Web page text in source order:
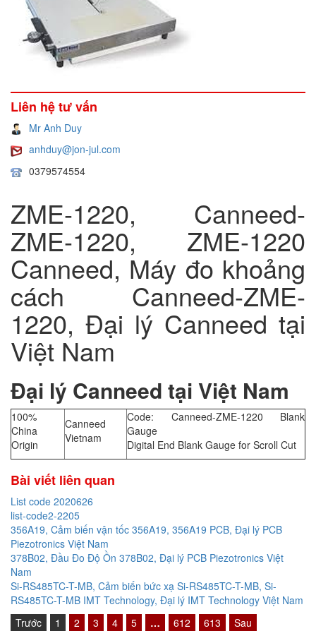
Liên hệ tư vấn
Mr Anh Duy
anhduy@jon-jul.com
0379574554
ZME-1220, Canneed-
ZME-1220, ZME-1220
Canneed, Máy đo khoảng
cách Canneed-ZME-
1220, Đại lý Canneed tại
Việt Nam
Đại lý Canneed tại Việt Nam
100%
China
Origin
Canneed
Vietnam
Code: Canneed-ZME-1220 Blank
Gauge
Digital End Blank Gauge for Scroll Cut
Bài viết liên quan
List code 2020626
list-code2-2205
356A19, Cảm biến vận tốc 356A19, 356A19 PCB, Đại lý PCB
Piezotronics Việt Nam
378B02, Đầu Đo Độ Ồn 378B02, Đại lý PCB Piezotronics Việt
Nam
Si-RS485TC-T-MB, Cảm biến bức xạ Si-RS485TC-T-MB, Si-
RS485TC-T-MB IMT Technology, Đại lý IMT Technology Việt Nam
Trước
1 2 3 4 5 … 612 613 Sau